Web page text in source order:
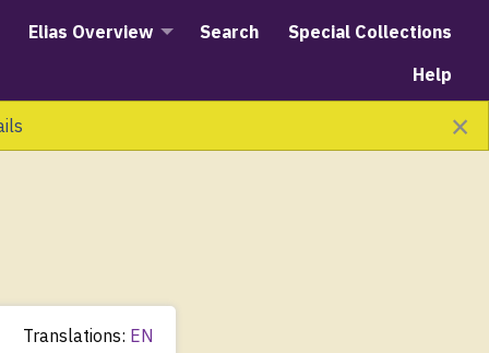
Elias Overview Search
Special Collections
Help
×
Translations: EN